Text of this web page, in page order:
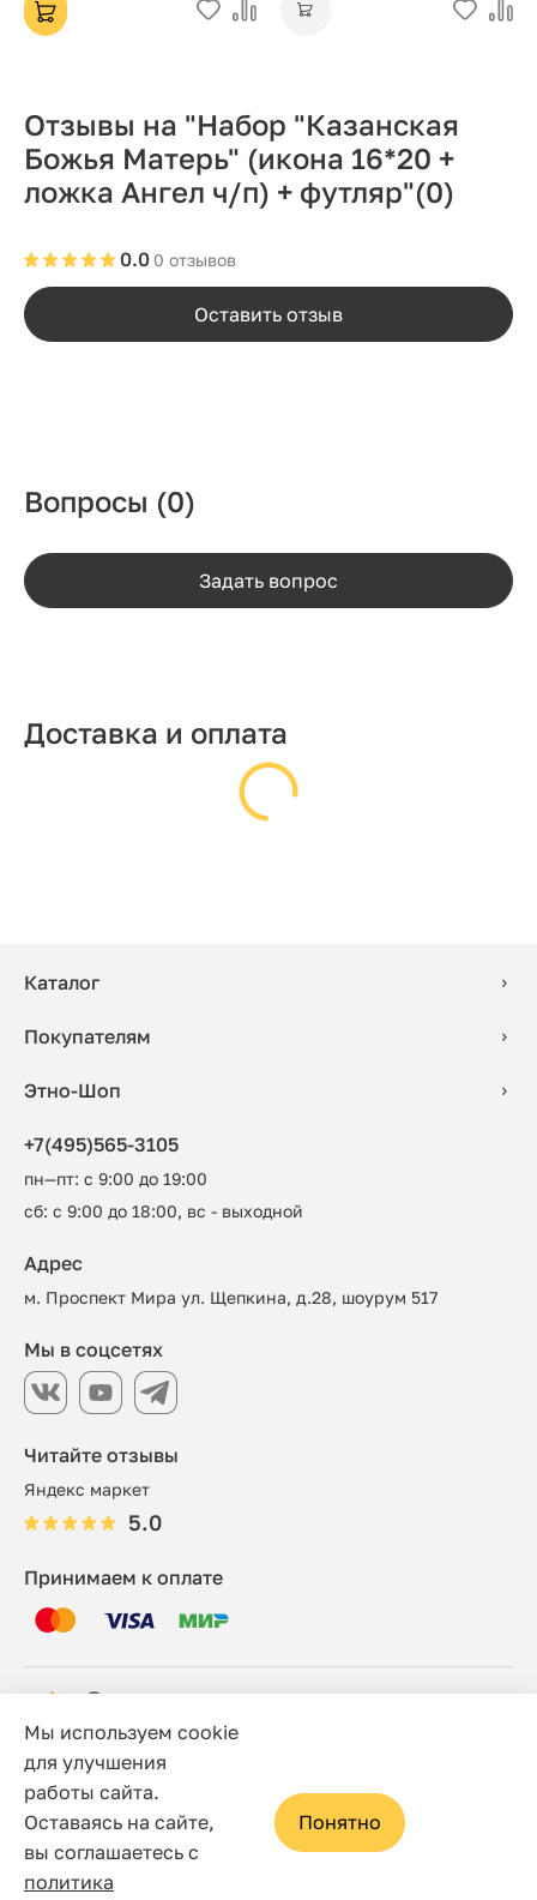
Отзывы на "Набор "Казанская
Божья Матерь" (икона 16*20 +
ложка Ангел ч/п) + футляр"(0)
0 отзывов
0.0
Оставить отзыв
Вопросы (0)
Задать вопрос
Доставка и оплата
Каталог
Покупателям
Этно-Шоп
+7(495)565-3105
пн—пт: с 9:00 до 19:00
сб: с 9:00 до 18:00, вс - выходной
Читайте отзывы
Яндекс маркет
5.0
Адрес
м. Проспект Мира ул. Щепкина, д.28, шоурум 517
Принимаем к оплате
Мы в соцсетях
© 2006 - 2026 Этно-шоп, Интернет-магазин
Политика конфиденциальности
Сайт носит исключительно информационный характер, и
ни при каких условиях не является публичной офертой,
определяемой положениями статьи 437(2) Гражданского
Мы используем cookie
для улучшения
работы сайта.
Оставаясь на сайте,
вы соглашаетесь с
политика
Понятно